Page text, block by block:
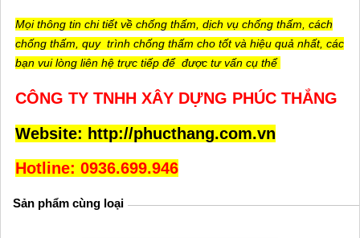
Mọi thông tin chi tiết về chống thấm, dịch vụ chống thấm, cách
chống thấm, quy trình chống thấm cho tốt và hiệu quả nhất, các
bạn vui lòng liên hệ trực tiếp để được tư vấn cụ thể
CÔNG TY TNHH XÂY DỰNG PHÚC THẮNG
Website: http://phucthang.com.vn
Hotline: 0936.699.946
Sản phẩm cùng loại